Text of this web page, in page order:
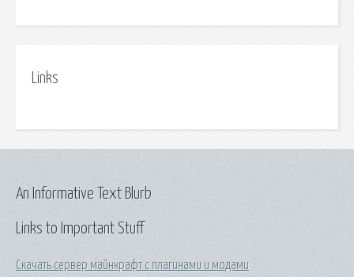
Links
Links to Important Stuff
Скачать сервер майнкрафт с плагинами и модами
An Informative Text Blurb